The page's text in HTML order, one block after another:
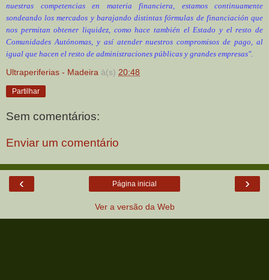
nuestras competencias en materia financiera, estamos continuamente
sondeando los mercados y barajando distintas fórmulas de financiación que
nos permitan obtener liquidez, como hace también el Estado y el resto de
Comunidades Autónomas, y así atender nuestros compromisos de pago, al
igual que hacen el resto de administraciones públicas y grandes empresas".
Ultraperiferias - Madeira à(s) 20:48
Partilhar
Sem comentários:
Enviar um comentário
‹ ›
Página inicial
Ver a versão da Web